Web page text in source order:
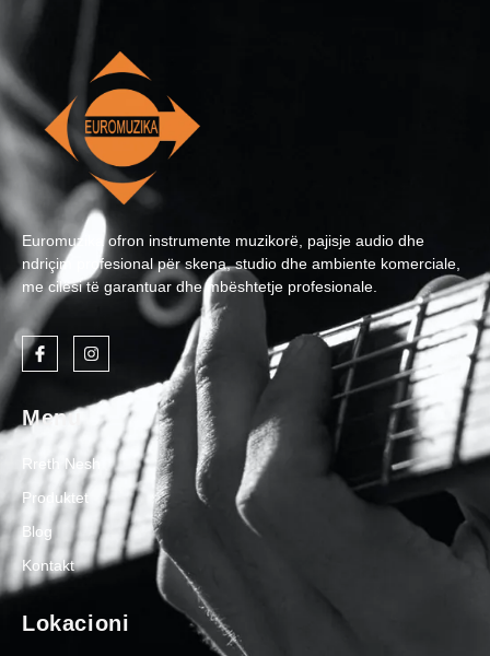
Euromuzika ofron instrumente muzikorë, pajisje audio dhe
ndriçim profesional për skena, studio dhe ambiente komerciale,
me cilësi të garantuar dhe mbështetje profesionale.
Menu
Rreth Nesh
Produktet
Blog
Kontakt
Lokacioni